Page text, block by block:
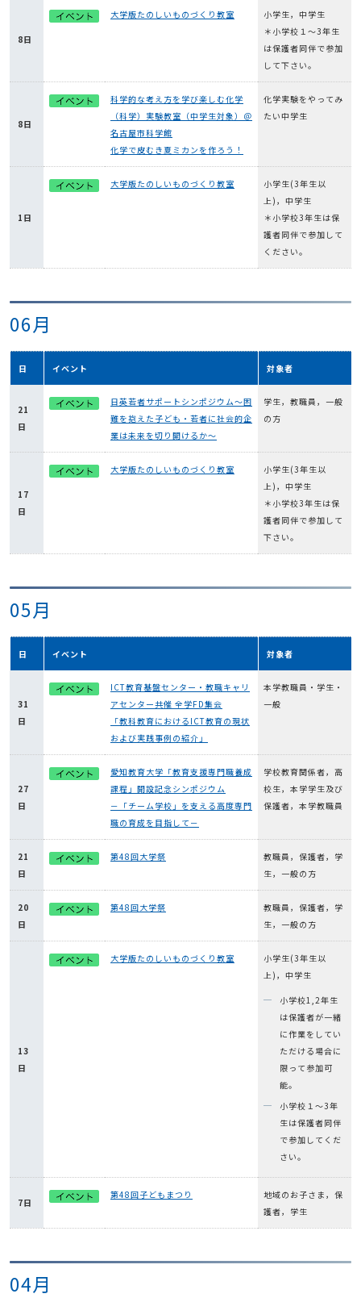
8日
大学版たのしいものづくり教室
小学生，中学生
＊小学校１～3年生
は保護者同伴で参加
して下さい。
8日
科学的な考え方を学び楽しむ化学
（科学）実験教室（中学生対象）＠
名古屋市科学館
化学で皮むき夏ミカンを作ろう！
化学実験をやってみ
たい中学生
1日
大学版たのしいものづくり教室
小学生(3年生以
上)，中学生
＊小学校3年生は保
護者同伴で参加して
ください。
06月
日 イベント 対象者
21
日
日英若者サポートシンポジウム～困
難を抱えた子ども・若者に社会的企
業は未来を切り開けるか～
学生，教職員，一般
の方
17
日
大学版たのしいものづくり教室
小学生(3年生以
上)，中学生
＊小学校3年生は保
護者同伴で参加して
下さい。
05月
日 イベント 対象者
31
日
ICT教育基盤センター・教職キャリ
アセンター共催 全学FD集会
「教科教育におけるICT教育の現状
および実践事例の紹介」
本学教職員・学生・
一般
27
日
愛知教育大学「教育支援専門職養成
課程」開設記念シンポジウム
－「チーム学校」を支える高度専門
職の育成を目指して－
学校教育関係者，高
校生，本学学生及び
保護者，本学教職員
21
日
第48回大学祭
教職員，保護者，学
生，一般の方
20
日
第48回大学祭
教職員，保護者，学
生，一般の方
13
日
大学版たのしいものづくり教室
小学生(3年生以
上)，中学生
小学校1,2年生
は保護者が一緒
に作業をしてい
ただける場合に
限って参加可
能。
小学校１～3年
生は保護者同伴
で参加してくだ
さい。
7日
第48回子どもまつり
地域のお子さま，保
護者，学生
04月